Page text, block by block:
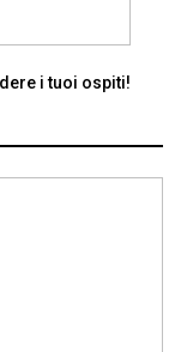
i tuoi ospiti!